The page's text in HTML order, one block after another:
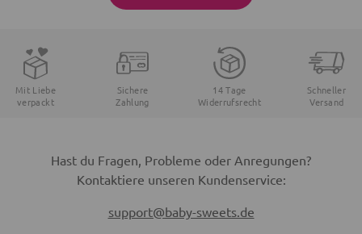
Mit Liebe
verpackt
Sichere
Zahlung
14 Tage
Widerrufsrecht
Schneller
Versand
Hast du Fragen, Probleme oder Anregungen?
Kontaktiere unseren Kundenservice:
support@baby-sweets.de